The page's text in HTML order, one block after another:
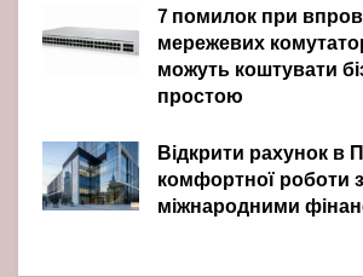
7 помилок при
мережевих
можуть коштувати
простою
Відкрити рахунок в
комфортної роботи з
міжнародними